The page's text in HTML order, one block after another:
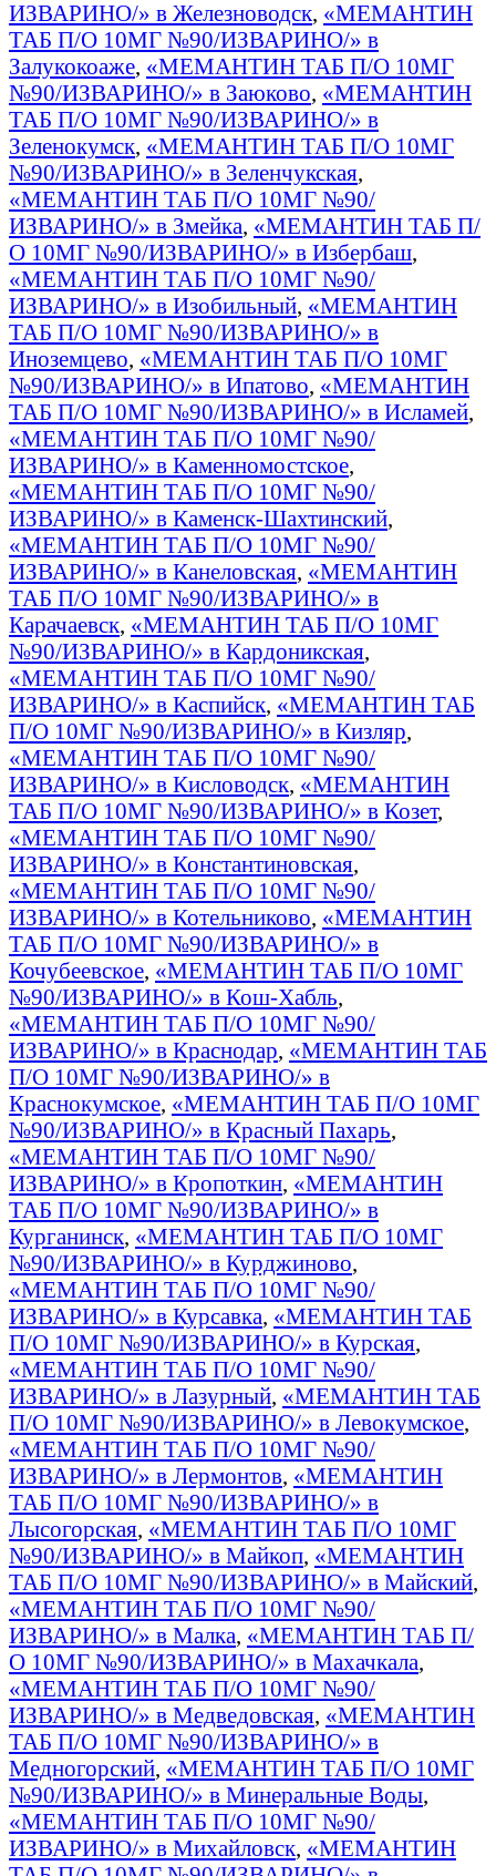
ИЗВАРИНО/» в Железноводск, «МЕМАНТИН
ТАБ П/О 10МГ №90/ИЗВАРИНО/» в
Залукокоаже, «МЕМАНТИН ТАБ П/О 10МГ
№90/ИЗВАРИНО/» в Заюково, «МЕМАНТИН
ТАБ П/О 10МГ №90/ИЗВАРИНО/» в
Зеленокумск, «МЕМАНТИН ТАБ П/О 10МГ
№90/ИЗВАРИНО/» в Зеленчукская,
«МЕМАНТИН ТАБ П/О 10МГ №90/
ИЗВАРИНО/» в Змейка, «МЕМАНТИН ТАБ П/
О 10МГ №90/ИЗВАРИНО/» в Избербаш,
«МЕМАНТИН ТАБ П/О 10МГ №90/
ИЗВАРИНО/» в Изобильный, «МЕМАНТИН
ТАБ П/О 10МГ №90/ИЗВАРИНО/» в
Иноземцево, «МЕМАНТИН ТАБ П/О 10МГ
№90/ИЗВАРИНО/» в Ипатово, «МЕМАНТИН
ТАБ П/О 10МГ №90/ИЗВАРИНО/» в Исламей,
«МЕМАНТИН ТАБ П/О 10МГ №90/
ИЗВАРИНО/» в Каменномостское,
«МЕМАНТИН ТАБ П/О 10МГ №90/
ИЗВАРИНО/» в Каменск-Шахтинский,
«МЕМАНТИН ТАБ П/О 10МГ №90/
ИЗВАРИНО/» в Канеловская, «МЕМАНТИН
ТАБ П/О 10МГ №90/ИЗВАРИНО/» в
Карачаевск, «МЕМАНТИН ТАБ П/О 10МГ
№90/ИЗВАРИНО/» в Кардоникская,
«МЕМАНТИН ТАБ П/О 10МГ №90/
ИЗВАРИНО/» в Каспийск, «МЕМАНТИН ТАБ
П/О 10МГ №90/ИЗВАРИНО/» в Кизляр,
«МЕМАНТИН ТАБ П/О 10МГ №90/
ИЗВАРИНО/» в Кисловодск, «МЕМАНТИН
ТАБ П/О 10МГ №90/ИЗВАРИНО/» в Козет,
«МЕМАНТИН ТАБ П/О 10МГ №90/
ИЗВАРИНО/» в Константиновская,
«МЕМАНТИН ТАБ П/О 10МГ №90/
ИЗВАРИНО/» в Котельниково, «МЕМАНТИН
ТАБ П/О 10МГ №90/ИЗВАРИНО/» в
Кочубеевское, «МЕМАНТИН ТАБ П/О 10МГ
№90/ИЗВАРИНО/» в Кош-Хабль,
«МЕМАНТИН ТАБ П/О 10МГ №90/
ИЗВАРИНО/» в Краснодар, «МЕМАНТИН ТАБ
П/О 10МГ №90/ИЗВАРИНО/» в
Краснокумское, «МЕМАНТИН ТАБ П/О 10МГ
№90/ИЗВАРИНО/» в Красный Пахарь,
«МЕМАНТИН ТАБ П/О 10МГ №90/
ИЗВАРИНО/» в Кропоткин, «МЕМАНТИН
ТАБ П/О 10МГ №90/ИЗВАРИНО/» в
Курганинск, «МЕМАНТИН ТАБ П/О 10МГ
№90/ИЗВАРИНО/» в Курджиново,
«МЕМАНТИН ТАБ П/О 10МГ №90/
ИЗВАРИНО/» в Курсавка, «МЕМАНТИН ТАБ
П/О 10МГ №90/ИЗВАРИНО/» в Курская,
«МЕМАНТИН ТАБ П/О 10МГ №90/
ИЗВАРИНО/» в Лазурный, «МЕМАНТИН ТАБ
П/О 10МГ №90/ИЗВАРИНО/» в Левокумское,
«МЕМАНТИН ТАБ П/О 10МГ №90/
ИЗВАРИНО/» в Лермонтов, «МЕМАНТИН
ТАБ П/О 10МГ №90/ИЗВАРИНО/» в
Лысогорская, «МЕМАНТИН ТАБ П/О 10МГ
№90/ИЗВАРИНО/» в Майкоп, «МЕМАНТИН
ТАБ П/О 10МГ №90/ИЗВАРИНО/» в Майский,
«МЕМАНТИН ТАБ П/О 10МГ №90/
ИЗВАРИНО/» в Малка, «МЕМАНТИН ТАБ П/
О 10МГ №90/ИЗВАРИНО/» в Махачкала,
«МЕМАНТИН ТАБ П/О 10МГ №90/
ИЗВАРИНО/» в Медведовская, «МЕМАНТИН
ТАБ П/О 10МГ №90/ИЗВАРИНО/» в
Медногорский, «МЕМАНТИН ТАБ П/О 10МГ
№90/ИЗВАРИНО/» в Минеральные Воды,
«МЕМАНТИН ТАБ П/О 10МГ №90/
ИЗВАРИНО/» в Михайловск, «МЕМАНТИН